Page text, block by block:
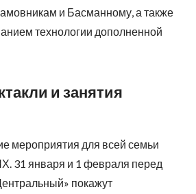
и Басманному, а также
технологии дополненной
и занятия
мероприятия для всей семьи
31 января и 1 февраля перед
покажут